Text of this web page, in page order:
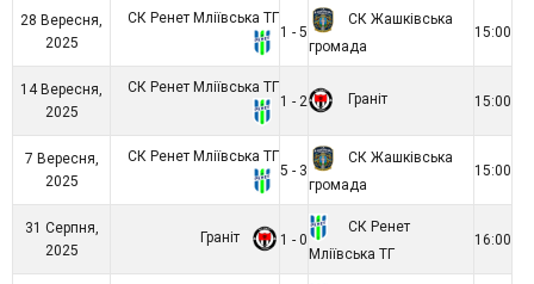
28 Вересня,
2025
СК Ренет Мліївська ТГ
1 - 5
СК Жашківська
громада
15:00
14 Вересня,
2025
СК Ренет Мліївська ТГ
1 - 2
Граніт 15:00
7 Вересня,
2025
СК Ренет Мліївська ТГ
5 - 3
СК Жашківська
громада
15:00
31 Серпня,
2025
Граніт 1 - 0
СК Ренет
Мліївська ТГ
16:00